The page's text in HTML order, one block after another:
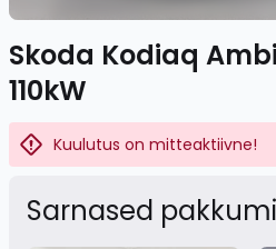
Skoda Kodiaq
110kW
Kuulutus on mitteaktiivne!
Sarnased